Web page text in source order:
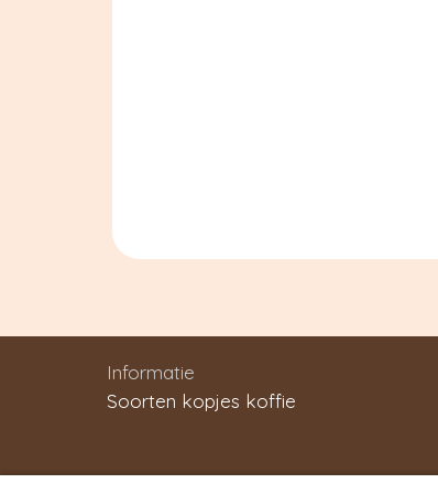
Informatie
Soorten kopjes koffie